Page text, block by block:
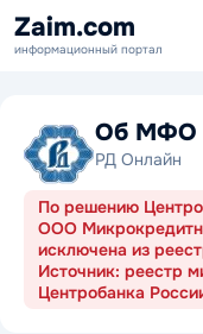
Zaim.com
информационный портал
Об МФО
РД Онлайн
По решению
ООО
исключена из
Источник: реестр
Центробанка